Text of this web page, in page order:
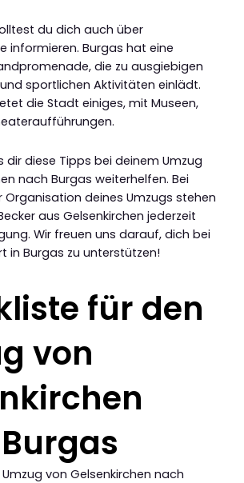
du dich auch über
informieren. Burgas hat eine
die zu ausgiebigen
sportlichen Aktivitäten einlädt.
die Stadt einiges, mit Museen,
dir diese Tipps bei deinem Umzug
nach Burgas weiterhelfen. Bei
Organisation deines Umzugs stehen
aus Gelsenkirchen jederzeit
Wir freuen uns darauf, dich bei
in Burgas zu unterstützen!
für den
von
von Gelsenkirchen nach